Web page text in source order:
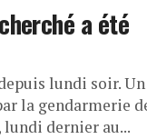
a été
lundi soir. Un
la gendarmerie
lundi dernier au...